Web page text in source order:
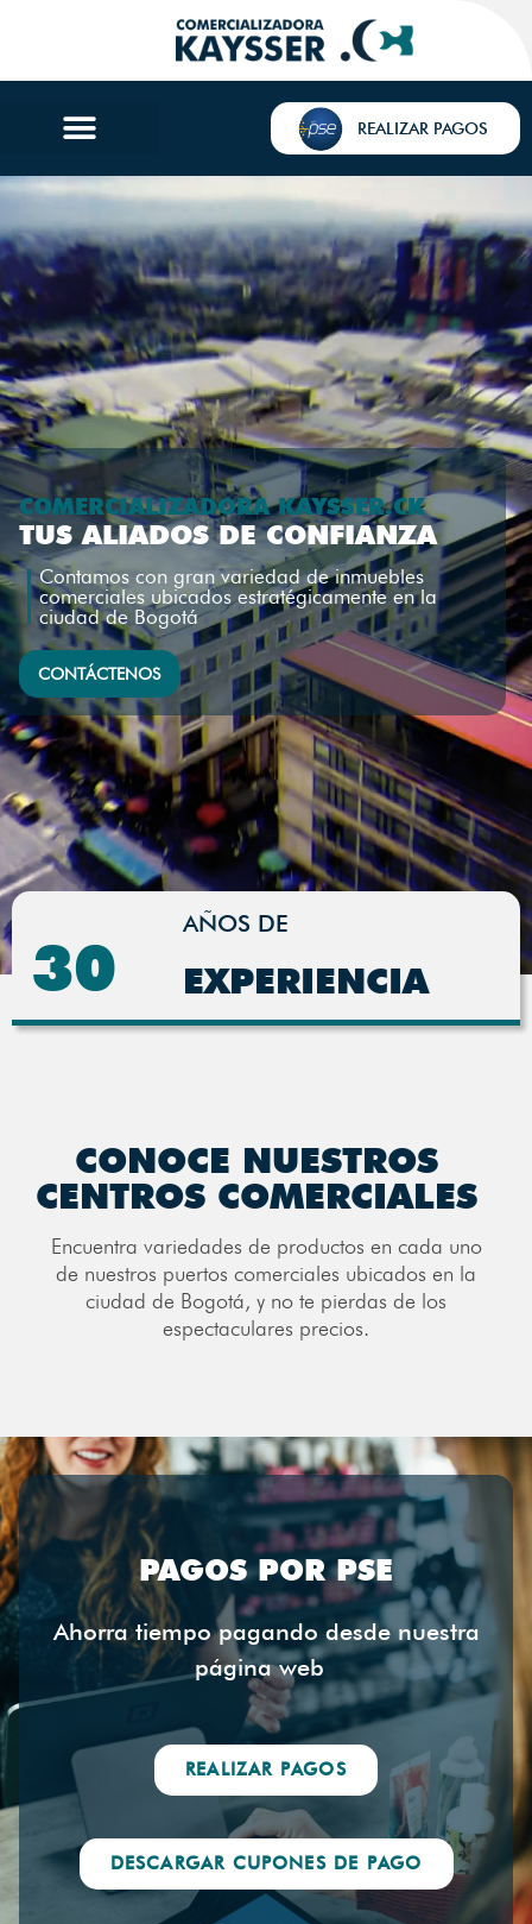
REALIZAR PAGOS
COMERCIALIZADORA KAYSSER.CK
TUS ALIADOS DE CONFIANZA
Contamos con gran variedad de inmuebles
comerciales ubicados estratégicamente en la
ciudad de Bogotá
CONTÁCTENOS
30
AÑOS DE
EXPERIENCIA
CONOCE NUESTROS
CENTROS COMERCIALES
Encuentra variedades de productos en cada uno
de nuestros puertos comerciales ubicados en la
ciudad de Bogotá, y no te pierdas de los
espectaculares precios.
PAGOS POR PSE
Ahorra tiempo pagando desde nuestra
página web
REALIZAR PAGOS
DESCARGAR CUPONES DE PAGO